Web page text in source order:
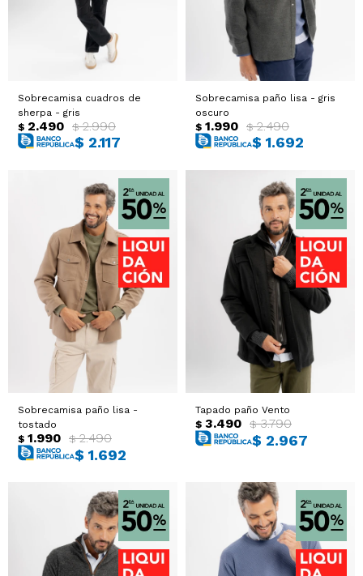
Sobrecamisa cuadros de
sherpa - gris
$ 2.490 $ 2.990
$ 2.117
Sobrecamisa paño lisa - gris
oscuro
$ 1.990 $ 2.490
$ 1.692
Sobrecamisa paño lisa -
tostado
$ 1.990 $ 2.490
$ 1.692
Tapado paño Vento
$ 3.490 $ 3.790
$ 2.967